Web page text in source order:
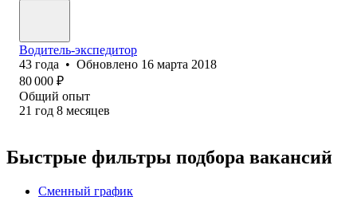
Водитель-экспедитор
43 года • Обновлено 16 марта 2018
80 000 ₽
Общий опыт
21 год 8 месяцев
Быстрые фильтры подбора вакансий
Сменный график